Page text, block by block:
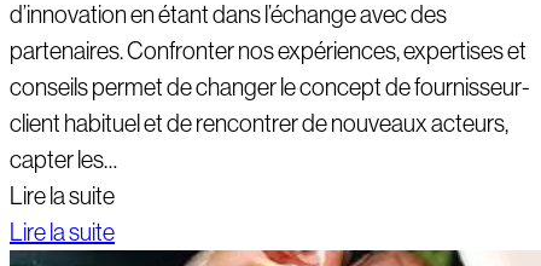
d’innovation en étant dans l’échange avec des
partenaires. Confronter nos expériences, expertises et
conseils permet de changer le concept de fournisseur-
client habituel et de rencontrer de nouveaux acteurs,
capter les…
Lire la suite
Lire la suite